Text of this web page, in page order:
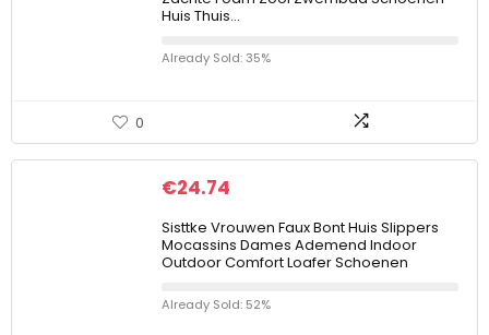
Huis Thuis…
Already Sold: 35%
0
€24.74
Sisttke Vrouwen Faux Bont Huis Slippers
Mocassins Dames Ademend Indoor
Outdoor Comfort Loafer Schoenen
Already Sold: 52%